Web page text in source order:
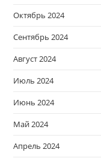
Октябрь 2024
Сентябрь 2024
Август 2024
Июль 2024
Июнь 2024
Май 2024
Апрель 2024